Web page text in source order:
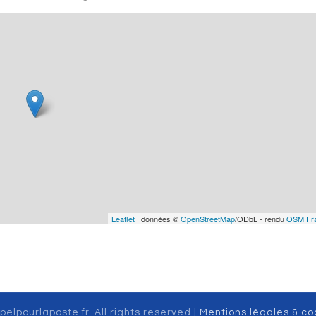
Leaflet | données ©OpenStreetMap/ODbL - renduOSM
All rights reserved | Mentions légales &